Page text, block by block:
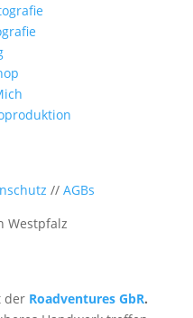
//AGBs
Westpfalz
der Roadventures GbR.